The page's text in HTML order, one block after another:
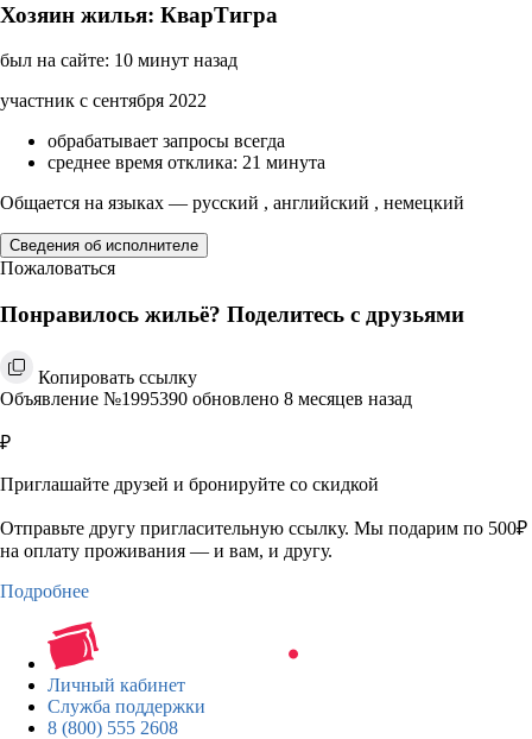
Хозяин жилья: КварТигра
был на сайте: 10 минут назад
участник с сентября 2022
обрабатывает запросы всегда
среднее время отклика: 21 минута
Общается на языках — русский , английский , немецкий
Сведения об исполнителе
Пожаловаться
Понравилось жильё? Поделитесь с друзьями
Копировать ссылку
Объявление №1995390 обновлено 8 месяцев назад
₽
Приглашайте друзей и бронируйте со скидкой
Отправьте другу пригласительную ссылку. Мы подарим по 500₽
на оплату проживания — и вам, и другу.
Подробнее
Личный кабинет
Служба поддержки
8 (800) 555 2608